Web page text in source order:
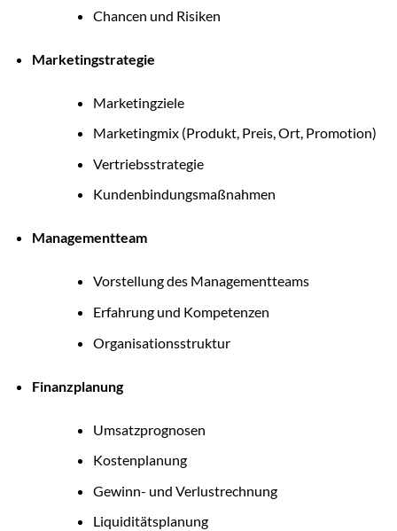
Chancen und Risiken
Marketingstrategie
Marketingziele
Marketingmix (Produkt, Preis, Ort, Promotion)
Vertriebsstrategie
Kundenbindungsmaßnahmen
Managementteam
Vorstellung des Managementteams
Erfahrung und Kompetenzen
Organisationsstruktur
Finanzplanung
Umsatzprognosen
Kostenplanung
Gewinn- und Verlustrechnung
Liquiditätsplanung